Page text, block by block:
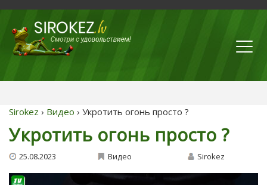
Sirokez › Видео › Укротить огонь просто ?
Укротить огонь просто ?
25.08.2023 Видео Sirokez